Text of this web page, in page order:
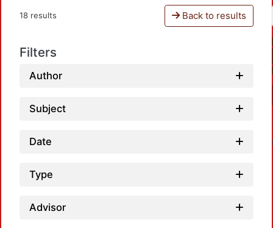
18 results Back to results
Filters
Author
Subject
Date
Type
Advisor